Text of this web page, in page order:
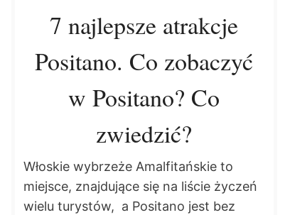
7 najlepsze atrakcje
Positano. Co zobaczyć
w Positano? Co
zwiedzić?
Włoskie wybrzeże Amalfitańskie to
miejsce, znajdujące się na liście życzeń
wielu turystów, a Positano jest bez